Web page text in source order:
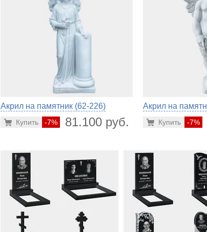
Акрил на памятник (62-226)
-7% 81.100 руб.
Купить
Акрил на
-7%
Купить